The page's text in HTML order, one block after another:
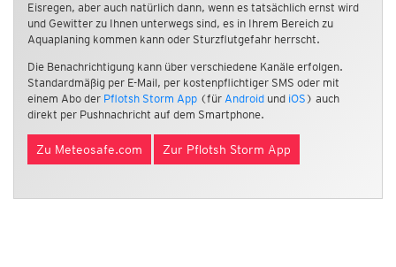
Eisregen, aber auch natürlich dann, wenn es tatsächlich ernst wird
und Gewitter zu Ihnen unterwegs sind, es in Ihrem Bereich zu
Aquaplaning kommen kann oder Sturzflutgefahr herrscht.
Die Benachrichtigung kann über verschiedene Kanäle erfolgen.
Standardmäßig per E-Mail, per kostenpflichtiger SMS oder mit
einem Abo der Pflotsh Storm App (für Android und iOS ) auch
direkt per Pushnachricht auf dem Smartphone.
Zu Meteosafe.com Zur Pflotsh Storm App